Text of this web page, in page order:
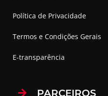
Política de Privacidade
Termos e Condições Gerais
E-transparência
PARCEIROS